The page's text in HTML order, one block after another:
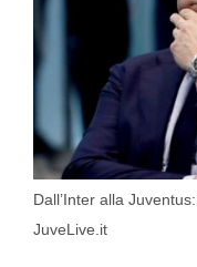
Dall’Inter alla
JuveLive.it